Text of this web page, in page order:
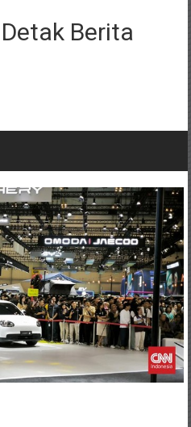
Berita